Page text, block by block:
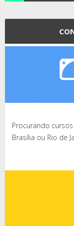
Procurando
Brasília ou Rio de